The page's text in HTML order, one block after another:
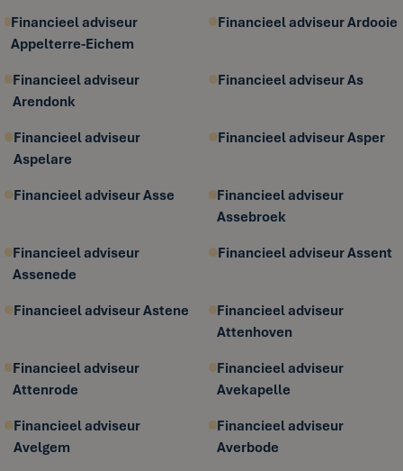
Financieel adviseur
Appelterre-Eichem
Financieel adviseur Ardooie
Financieel adviseur
Arendonk
Financieel adviseur As
Financieel adviseur
Aspelare
Financieel adviseur Asper
Financieel adviseur Asse
Financieel adviseur
Assebroek
Financieel adviseur
Assenede
Financieel adviseur Assent
Financieel adviseur Astene
Financieel adviseur
Attenhoven
Financieel adviseur
Attenrode
Financieel adviseur
Avekapelle
Financieel adviseur
Avelgem
Financieel adviseur
Averbode